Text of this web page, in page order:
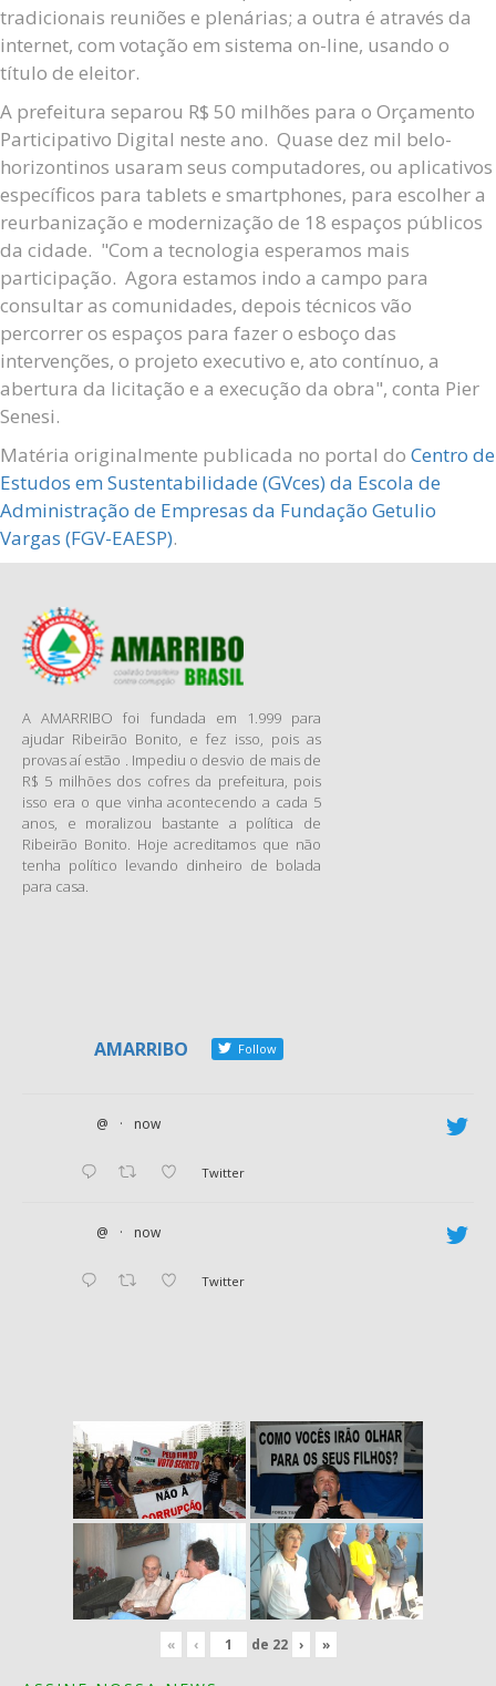
tradicionais reuniões e plenárias; a outra é através da
internet, com votação em sistema on-line, usando o
título de eleitor.
A prefeitura separou R$ 50 milhões para o Orçamento
Participativo Digital neste ano. Quase dez mil belo-
horizontinos usaram seus computadores, ou aplicativos
específicos para tablets e smartphones, para escolher a
reurbanização e modernização de 18 espaços públicos
da cidade. "Com a tecnologia esperamos mais
participação. Agora estamos indo a campo para
consultar as comunidades, depois técnicos vão
percorrer os espaços para fazer o esboço das
intervenções, o projeto executivo e, ato contínuo, a
abertura da licitação e a execução da obra", conta Pier
Senesi.
Matéria originalmente publicada no portal do Centro de
Estudos em Sustentabilidade (GVces) da Escola de
Administração de Empresas da Fundação Getulio
Vargas (FGV-EAESP).
A AMARRIBO foi fundada em 1.999 para
ajudar Ribeirão Bonito, e fez isso, pois as
provas aí estão . Impediu o desvio de mais de
R$ 5 milhões dos cofres da prefeitura, pois
isso era o que vinha acontecendo a cada 5
anos, e moralizou bastante a política de
Ribeirão Bonito. Hoje acreditamos que não
tenha político levando dinheiro de bolada
para casa.
AMARRIBO Follow
@ · now
Twitter
@ · now
Twitter
« ‹ de 22 › »